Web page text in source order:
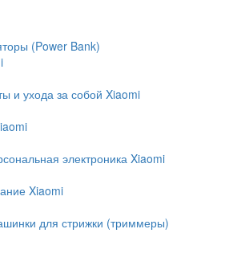
(Power Bank)
и ухода за собой Xiaomi
электроника Xiaomi
Xiaomi
для стрижки (триммеры)